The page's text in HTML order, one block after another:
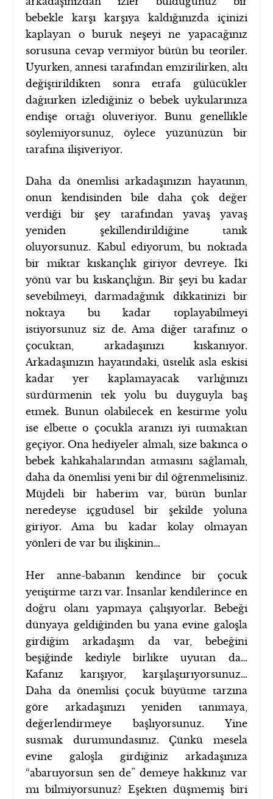
bebekle karşı karşıya kaldığınızda içinizi
kaplayan o buruk neşeyi ne yapacağınız
sorusuna cevap vermiyor bütün bu teoriler.
Uyurken, annesi tarafından emzirilirken, altı
değiştirildikten sonra etrafa gülücükler
dağıtırken izlediğiniz o bebek uykularınıza
endişe ortağı oluveriyor. Bunu genellikle
söylemiyorsunuz, öylece yüzünüzün bir
tarafına ilişiveriyor.
Daha da önemlisi arkadaşınızın hayatının,
onun kendisinden bile daha çok değer
verdiği bir şey tarafından yavaş yavaş
yeniden şekillendirildiğine tanık
oluyorsunuz. Kabul ediyorum, bu noktada
bir miktar kıskançlık giriyor devreye. İki
yönü var bu kıskançlığın. Bir şeyi bu kadar
sevebilmeyi, darmadağınık dikkatinizi bir
noktaya bu kadar toplayabilmeyi
istiyorsunuz siz de. Ama diğer tarafınız o
çocuktan, arkadaşınızı kıskanıyor.
Arkadaşınızın hayatındaki, üstelik asla eskisi
kadar yer kaplamayacak varlığınızı
sürdürmenin tek yolu bu duyguyla baş
etmek. Bunun olabilecek en kestirme yolu
ise elbette o çocukla aranızı iyi tutmaktan
geçiyor. Ona hediyeler almalı, size bakınca o
bebek kahkahalarından atmasını sağlamalı,
daha da önemlisi yeni bir dil öğrenmelisiniz.
Müjdeli bir haberim var, bütün bunlar
neredeyse içgüdüsel bir şekilde yoluna
giriyor. Ama bu kadar kolay olmayan
yönleri de var bu ilişkinin…
Her anne-babanın kendince bir çocuk
yetiştirme tarzı var. İnsanlar kendilerince en
doğru olanı yapmaya çalışıyorlar. Bebeği
dünyaya geldiğinden bu yana evine galoşla
girdiğim arkadaşım da var, bebeğini
beşiğinde kediyle birlikte uyutan da…
Kafanız karışıyor, karşılaştırıyorsunuz…
Daha da önemlisi çocuk büyütme tarzına
göre arkadaşınızı yeniden tanımaya,
değerlendirmeye başlıyorsunuz. Yine
susmak durumundasınız. Çünkü mesela
evine galoşla girdiğiniz arkadaşınıza
“abartıyorsun sen de” demeye hakkınız var
mı bilmiyorsunuz? Eşekten düşmemiş biri